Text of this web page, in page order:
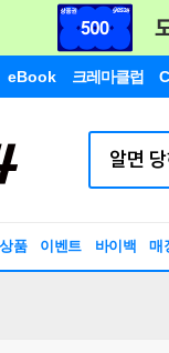
eBook 크레마클럽
품 이벤트 바이백 매